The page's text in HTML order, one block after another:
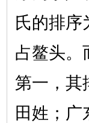
氏的排序
占鳌头。
第一，其
田姓；